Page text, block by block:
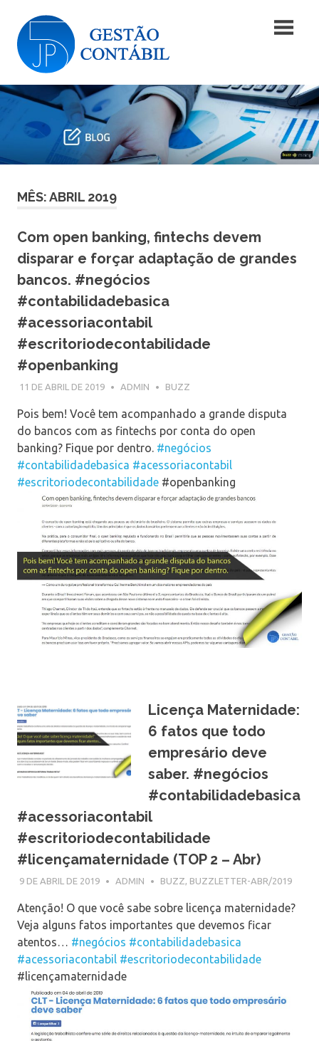
content
JP5
Gestão
Contábil
|
Gestão
Contábil
MÊS: ABRIL 2019
Com open banking, fintechs devem
disparar e forçar adaptação de grandes
bancos. #negócios
#contabilidadebasica
#acessoriacontabil
#escritoriodecontabilidade
#openbanking
11 DE ABRIL DE 2019 ADMIN BUZZ
Pois bem! Você tem acompanhado a grande disputa
do bancos com as fintechs por conta do open
banking? Fique por dentro. #negócios
#contabilidadebasica #acessoriacontabil
#escritoriodecontabilidade #openbanking
Licença Maternidade:
6 fatos que todo
empresário deve
saber. #negócios
#contabilidadebasica
#acessoriacontabil
#escritoriodecontabilidade
#licençamaternidade (TOP 2 – Abr)
9 DE ABRIL DE 2019 ADMIN BUZZ, BUZZLETTER-ABR/2019
Atenção! O que você sabe sobre licença maternidade?
Veja alguns fatos importantes que devemos ficar
atentos… #negócios #contabilidadebasica
#acessoriacontabil #escritoriodecontabilidade
#licençamaternidade